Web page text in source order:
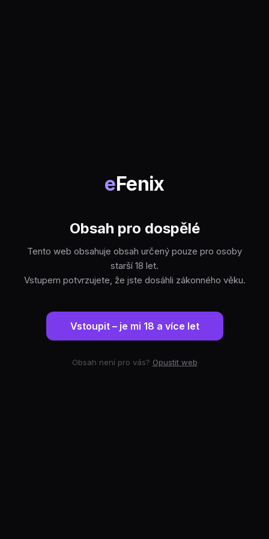
eFenix
Obsah pro dospělé
Tento web obsahuje obsah určený pouze pro osoby
starší 18 let.
Vstupem potvrzujete, že jste dosáhli zákonného věku.
Vstoupit – je mi 18 a více let
Obsah není pro vás? Opustit web